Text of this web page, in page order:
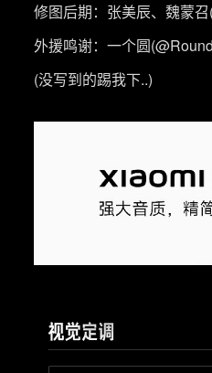
修图后期：张美辰、魏蒙
外援鸣谢：一个圆
(没写到的踢我下..)